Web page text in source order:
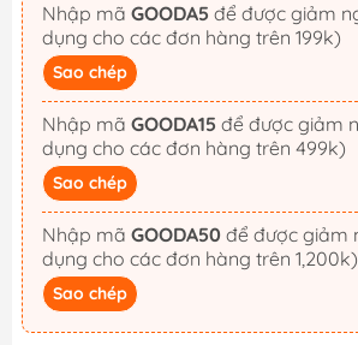
Nhập mã GOODA5
dụng cho các đơn hàng trên 199k)
Sao chép
Nhập mã GOODA15
dụng cho các đơn hàng trên 499k)
Sao chép
Nhập mã GOODA50
dụng cho các đơn hàng trên 1,200k)
Sao chép